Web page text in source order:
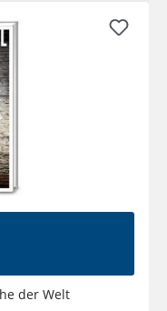
der Welt